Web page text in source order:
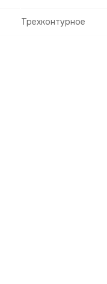
Трехконтурное